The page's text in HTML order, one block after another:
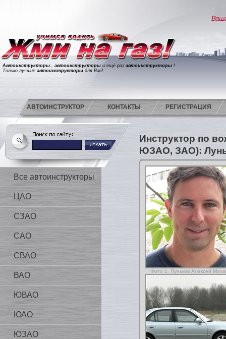
Автоинструкторы , автоинструкторы и ещё раз автоинструкторы !
Только лучшие автоинструкторы для Вас!
АВТОИНСТРУКТОР КОНТАКТЫ РЕГИСТРАЦИЯ
Все автоинструкторы
ЦАО
СЗАО
САО
СВАО
ВАО
ЮВАО
ЮАО
ЮЗАО
Инструктор по
ЮЗАО, ЗАО):
Фото 1. Луньков Алексей